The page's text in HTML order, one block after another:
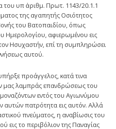
υπ ἀριθμ. Πρωτ. 1143/20.1.1
της αγαπητής Οσιότητος
του Βατοπαιδίου, όπως
Ημερολογίου, αφιερωμένου εις
Ησυχαστήν, επί τη συμπληρώσει
αυτού.
προάγγελος, κατά τινα
μας λαμπράς επανδρώσεως του
εντός του Αγιωνύμου
αυτών πατρότητα εις αυτόν. Αλλά
πνεύματος, η αναβίωσις του
εις το περιβόλιον της Παναγίας